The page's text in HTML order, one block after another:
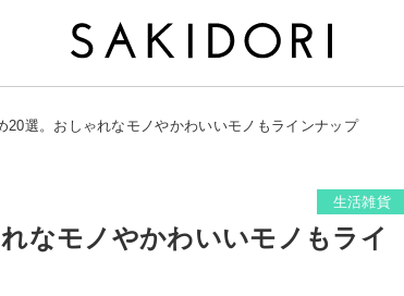
20選。おしゃれなモノやかわいいモノもラインナップ
生活雑貨
なモノやかわいいモノもライ